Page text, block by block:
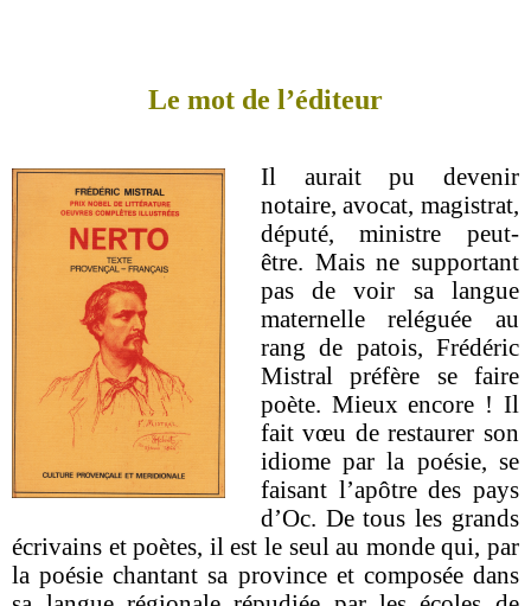
Le mot de l’éditeur
Il aurait pu devenir
notaire, avocat, magistrat,
député, ministre peut-
être. Mais ne supportant
pas de voir sa langue
maternelle reléguée au
rang de patois, Frédéric
Mistral préfère se faire
poète. Mieux encore ! Il
fait vœu de restaurer son
idiome par la poésie, se
faisant l’apôtre des pays
d’Oc. De tous les grands
écrivains et poètes, il est le seul au monde qui, par
la poésie chantant sa province et composée dans